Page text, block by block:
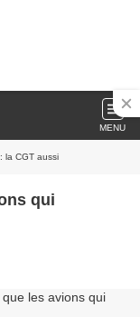
MENU
la CGT aussi
qui